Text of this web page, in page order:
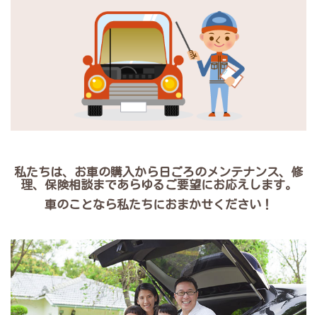
私たちは、お車の購入から日ごろのメンテナンス、修
理、保険相談まであらゆるご要望にお応えします。
車のことなら私たちにおまかせください！